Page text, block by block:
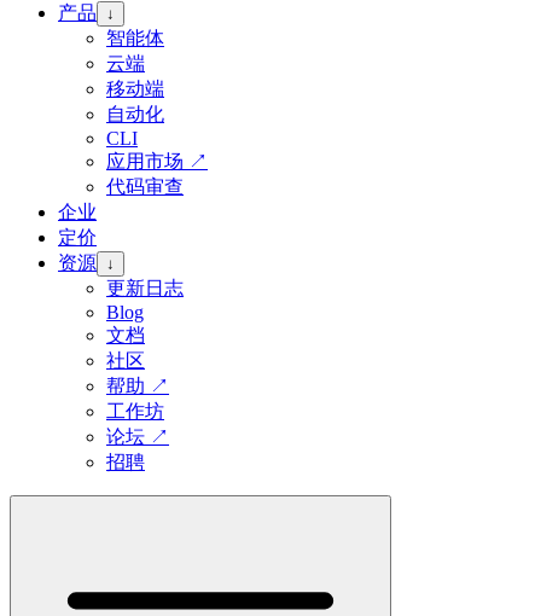
产品
↓
智能体
云端
移动端
自动化
CLI
应用市场 ↗
代码审查
企业
定价
资源 ↓
更新日志
Blog
文档
社区
帮助 ↗
工作坊
论坛 ↗
招聘